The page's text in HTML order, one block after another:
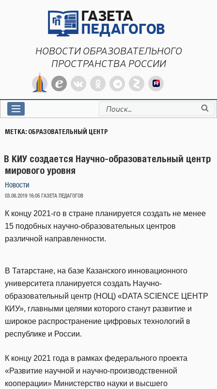
НОВОСТИ ОБРАЗОВАТЕЛЬНОГО
ПРОСТРАНСТВА РОССИИ
Искать:
МЕТКА: ОБРАЗОВАТЕЛЬНЫЙ ЦЕНТР
В КИУ создается Научно-образовательный центр
мирового уровня
Новости
ОПУБЛИКОВАНО
03.06.2019 16:05 ГАЗЕТА ПЕДАГОГОВ
К концу 2021-го в стране планируется создать не менее
15 подобных научно-образовательных центров
различной направленности.
В Татарстане, на базе Казанского инновационного
университета планируется создать Научно-
образовательный центр (НОЦ) «DATA SCIENCE ЦЕНТР
КИУ», главными целями которого станут развитие и
широкое распространение цифровых технологий в
республике и России.
К концу 2021 года в рамках федерального проекта
«Развитие научной и научно-производственной
кооперации» Министерство науки и высшего